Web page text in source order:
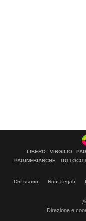
LIBERO VIRGILIO
PAGINEBIANCHE
Chi siamo Note Legali
©
Direzione e